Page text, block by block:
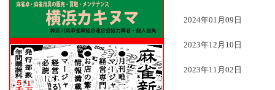
2024年01月09日
2023年12月10日
2023年11月02日